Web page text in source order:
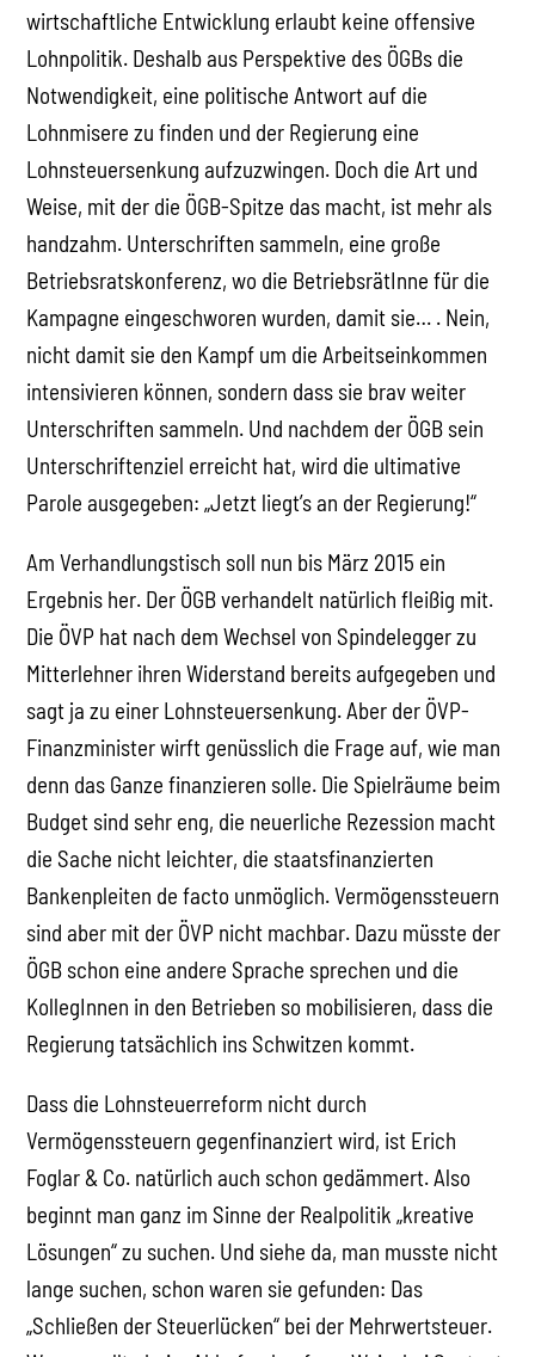
wirtschaftliche Entwicklung erlaubt keine offensive
Lohnpolitik. Deshalb aus Perspektive des ÖGBs die
Notwendigkeit, eine politische Antwort auf die
Lohnmisere zu finden und der Regierung eine
Lohnsteuersenkung aufzuzwingen. Doch die Art und
Weise, mit der die ÖGB-Spitze das macht, ist mehr als
handzahm. Unterschriften sammeln, eine große
Betriebsratskonferenz, wo die BetriebsrätInne für die
Kampagne eingeschworen wurden, damit sie… . Nein,
nicht damit sie den Kampf um die Arbeitseinkommen
intensivieren können, sondern dass sie brav weiter
Unterschriften sammeln. Und nachdem der ÖGB sein
Unterschriftenziel erreicht hat, wird die ultimative
Parole ausgegeben: „Jetzt liegt’s an der Regierung!“
Am Verhandlungstisch soll nun bis März 2015 ein
Ergebnis her. Der ÖGB verhandelt natürlich fleißig mit.
Die ÖVP hat nach dem Wechsel von Spindelegger zu
Mitterlehner ihren Widerstand bereits aufgegeben und
sagt ja zu einer Lohnsteuersenkung. Aber der ÖVP-
Finanzminister wirft genüsslich die Frage auf, wie man
denn das Ganze finanzieren solle. Die Spielräume beim
Budget sind sehr eng, die neuerliche Rezession macht
die Sache nicht leichter, die staatsfinanzierten
Bankenpleiten de facto unmöglich. Vermögenssteuern
sind aber mit der ÖVP nicht machbar. Dazu müsste der
ÖGB schon eine andere Sprache sprechen und die
KollegInnen in den Betrieben so mobilisieren, dass die
Regierung tatsächlich ins Schwitzen kommt.
Dass die Lohnsteuerreform nicht durch
Vermögenssteuern gegenfinanziert wird, ist Erich
Foglar & Co. natürlich auch schon gedämmert. Also
beginnt man ganz im Sinne der Realpolitik „kreative
Lösungen“ zu suchen. Und siehe da, man musste nicht
lange suchen, schon waren sie gefunden: Das
„Schließen der Steuerlücken“ bei der Mehrwertsteuer.